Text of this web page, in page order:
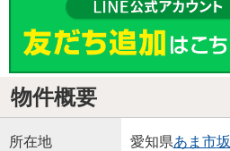
物件概要
所在地 愛知県あま市